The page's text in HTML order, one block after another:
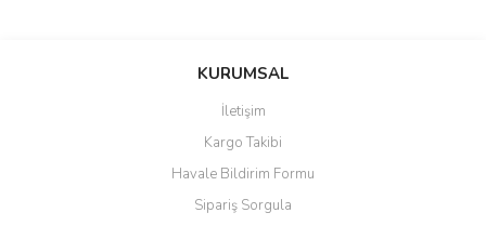
Bu ürüne ilk yorumu siz yapın!
Ürün resmi kalitesiz, bozuk veya görüntülenemiyor.
Ürün açıklamasında eksik bilgiler bulunuyor.
Ürün bilgilerinde hatalar bulunuyor.
KURUMSAL
İletişim
Kargo Takibi
Havale Bildirim Formu
Sipariş Sorgula